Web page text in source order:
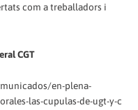
com a treballadors i
CGT
en-plena-
las-cupulas-de-ugt-y-c